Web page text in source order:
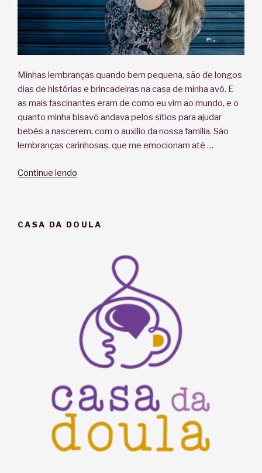
Minhas lembranças quando bem pequena, são de longos
dias de histórias e brincadeiras na casa de minha avó. E
as mais fascinantes eram de como eu vim ao mundo, e o
quanto minha bisavó andava pelos sítios para ajudar
bebês a nascerem, com o auxílio da nossa família. São
lembranças carinhosas, que me emocionam até …
Continue lendo
resgate
CASA DA DOULA